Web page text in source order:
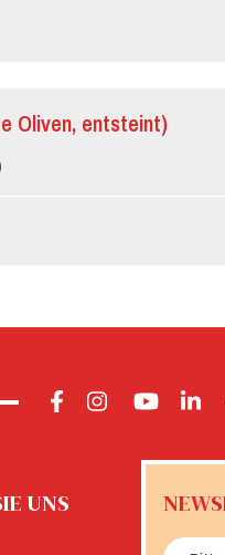
Oliven, entsteint)
UNS